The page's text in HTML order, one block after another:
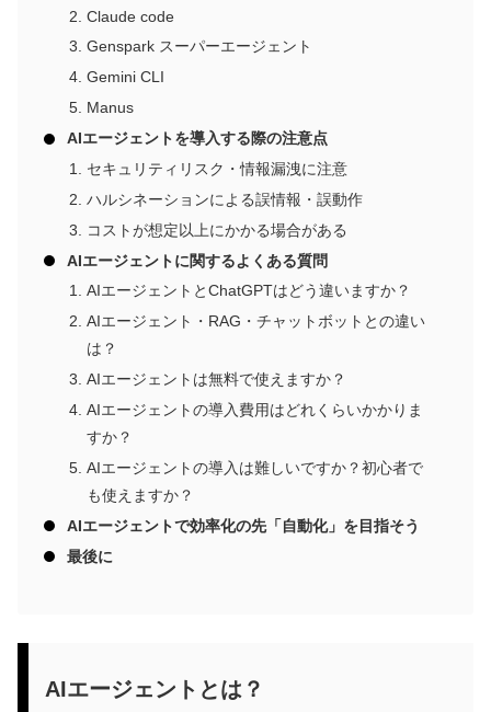
Claude code
Genspark スーパーエージェント
Gemini CLI
Manus
AIエージェントを導入する際の注意点
セキュリティリスク・情報漏洩に注意
ハルシネーションによる誤情報・誤動作
コストが想定以上にかかる場合がある
AIエージェントに関するよくある質問
AIエージェントとChatGPTはどう違いますか？
AIエージェント・RAG・チャットボットとの違い
は？
AIエージェントは無料で使えますか？
AIエージェントの導入費用はどれくらいかかりま
すか？
AIエージェントの導入は難しいですか？初心者で
も使えますか？
AIエージェントで効率化の先「自動化」を目指そう
最後に
AIエージェントとは？